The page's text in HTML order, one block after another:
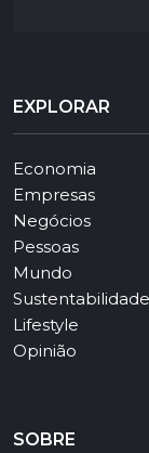
EXPLORAR
Economia
Empresas
Negócios
Pessoas
Mundo
Sustentabilidade
Lifestyle
Opinião
SOBRE